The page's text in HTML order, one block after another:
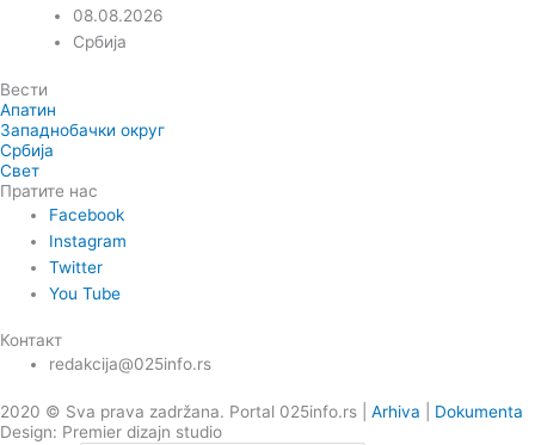
08.08.2026
Србија
Вести
Апатин
Западнобачки округ
Србија
Свет
Пратите нас
Facebook
Instagram
Twitter
You Tube
Контакт
redakcija@025info.rs
2020 © Sva prava zadržana. Portal 025info.rs | Arhiva
Dokumenta
Design: Premier dizajn studio